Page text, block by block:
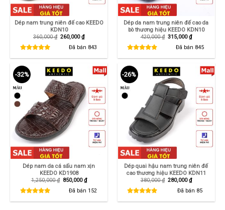
Dép nam trung niên đế cao KEEDO
KDN10
360,000₫ Giá
260,000₫Giá
hiện
tại
Đã bán 843
Dép da nam trung niên đế cao da
bò thương hiệu KEEDO KDN10
420,000₫ Giá
315,000₫Giá
hiện
tại
Đã bán 845
-32%
Dép nam da cá sấu nam xịn
KEEDO KD1908
1,250,000₫ Giá
850,000₫Giá
hiện
tại
Đã bán 152
-26%
Dép quai hậu nam trung niên đế
cao thương hiệu KEEDO KDN11
380,000₫ Giá
280,000₫Giá
hiện
tại
Đã bán 85